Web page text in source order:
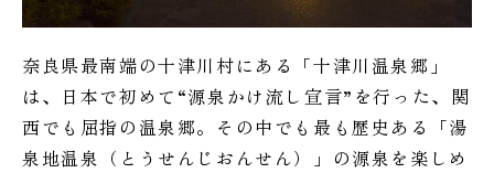
奈良県最南端の十津川村にある「十津川温泉郷」
は、日本で初めて“源泉かけ流し宣言”を行った、関
西でも屈指の温泉郷。その中でも最も歴史ある「湯
泉地温泉（とうせんじおんせん）」の源泉を楽しめ